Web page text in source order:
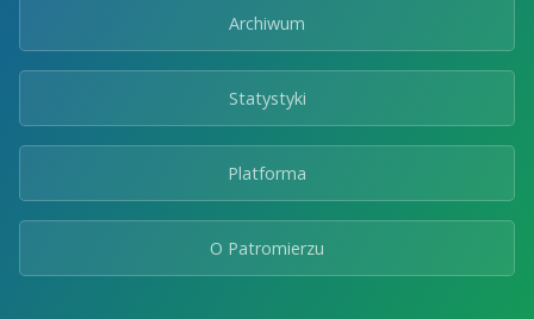
Archiwum
Statystyki
Platforma
O Patromierzu